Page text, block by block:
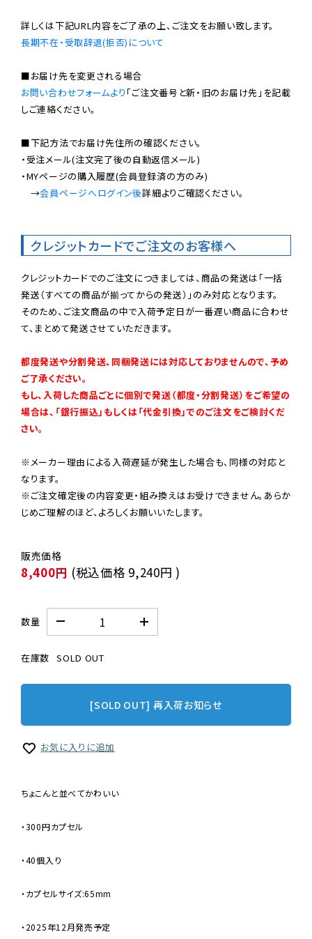
長期不在・受取辞退(拒否)について
お問い合わせフォームより 「ご注文番号と新・旧のお届け先」を記載
しご連絡ください。
■下記方法でお届け先住所の確認ください。
・受注メール(注文完了後の自動返信メール)
・MYページの購入履歴(会員登録済の方のみ)
→会員ページへログイン後詳細よりご確認ください。
クレジットカードでご注文のお客様へ
クレジットカードでのご注文につきましては、商品の発送は「一括
発送（すべての商品が揃ってからの発送）」のみ対応となります。
そのため、ご注文商品の中で入荷予定日が一番遅い商品に合わせ
て、まとめて発送させていただきます。
都度発送や分割発送、同梱発送には対応しておりませんので、予め
ご了承ください。
もし、入荷した商品ごとに個別で発送（都度・分割発送）をご希望の
場合は、「銀行振込」もしくは「代金引換」でのご注文をご検討くだ
さい。
※メーカー理由による入荷遅延が発生した場合も、同様の対応と
なります。
※ご注文確定後の内容変更・組み換えはお受けできません。あらか
じめご理解のほど、よろしくお願いいたします。
8,400円 (税込価格 9,240円 )
数量
在庫数 SOLD OUT
[SOLD OUT] 再入荷お知らせ
お気に入りに追加
ちょこんと並べてかわいい
・300円カプセル
・40個入り
・カプセルサイズ:65mm
・2025年12月発売予定